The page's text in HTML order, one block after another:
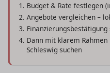
Budget & Rate festlegen
Angebote vergleichen –
Dann mit klarem
Schleswig suchen